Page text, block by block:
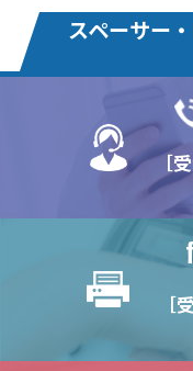
スペーサー
ウッドモール
PWMS-R
Uシリーズ スペー
ール
UPC
その他レール
スポッターサイン
SPCL
［